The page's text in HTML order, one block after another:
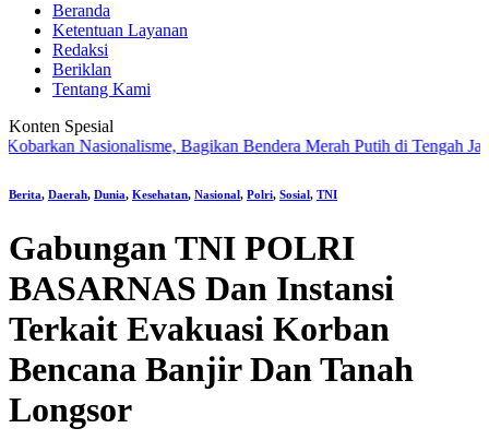
Beranda
Ketentuan Layanan
Redaksi
Beriklan
Tentang Kami
Konten Spesial
Nasionalisme, Bagikan Bendera Merah Putih di Tengah Jalan
Berita, Daerah, Dunia, Kesehatan, Nasional, Polri, Sosial, TNI
Gabungan TNI POLRI
BASARNAS Dan Instansi
Terkait Evakuasi Korban
Bencana Banjir Dan Tanah
Longsor